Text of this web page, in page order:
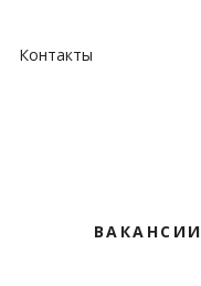
Контакты
ВАКАНСИИ